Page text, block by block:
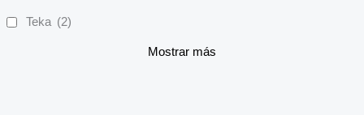
Teka (2)
Mostrar más